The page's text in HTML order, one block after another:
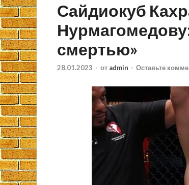
Сайдиокуб
смертью»
28.01.2023 - от admin - Оставьте